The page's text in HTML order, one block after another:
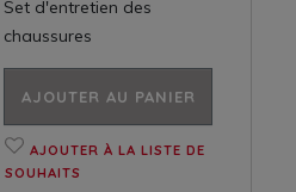
Set d'entretien des
chaussures
AJOUTER AU PANIER
AJOUTER À LA LISTE DE
SOUHAITS